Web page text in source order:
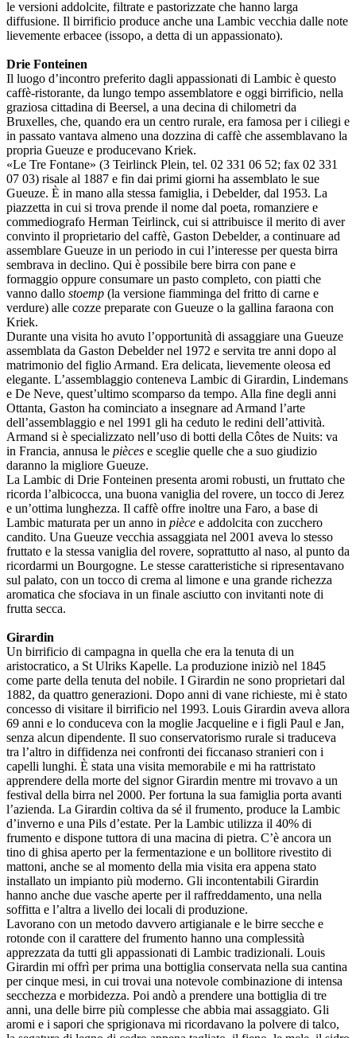
le versioni addolcite, filtrate e pastorizzate che hanno larga
diffusione. Il birrificio produce anche una Lambic vecchia dalle note
lievemente erbacee (issopo, a detta di un appassionato).
Drie Fonteinen
Il luogo d’incontro preferito dagli appassionati di Lambic è questo
caffè-ristorante, da lungo tempo assemblatore e oggi birrificio, nella
graziosa cittadina di Beersel, a una decina di chilometri da
Bruxelles, che, quando era un centro rurale, era famosa per i ciliegi e
in passato vantava almeno una dozzina di caffè che assemblavano la
propria Gueuze e producevano Kriek.
«Le Tre Fontane» (3 Teirlinck Plein, tel. 02 331 06 52; fax 02 331
07 03) risale al 1887 e fin dai primi giorni ha assemblato le sue
Gueuze. È in mano alla stessa famiglia, i Debelder, dal 1953. La
piazzetta in cui si trova prende il nome dal poeta, romanziere e
commediografo Herman Teirlinck, cui si attribuisce il merito di aver
convinto il proprietario del caffè, Gaston Debelder, a continuare ad
assemblare Gueuze in un periodo in cui l’interesse per questa birra
sembrava in declino. Qui è possibile bere birra con pane e
formaggio oppure consumare un pasto completo, con piatti che
vanno dallo stoemp (la versione fiamminga del fritto di carne e
verdure) alle cozze preparate con Gueuze o la gallina faraona con
Kriek.
Durante una visita ho avuto l’opportunità di assaggiare una Gueuze
assemblata da Gaston Debelder nel 1972 e servita tre anni dopo al
matrimonio del figlio Armand. Era delicata, lievemente oleosa ed
elegante. L’assemblaggio conteneva Lambic di Girardin, Lindemans
e De Neve, quest’ultimo scomparso da tempo. Alla fine degli anni
Ottanta, Gaston ha cominciato a insegnare ad Armand l’arte
dell’assemblaggio e nel 1991 gli ha ceduto le redini dell’attività.
Armand si è specializzato nell’uso di botti della Côtes de Nuits: va
in Francia, annusa le pièces e sceglie quelle che a suo giudizio
daranno la migliore Gueuze.
La Lambic di Drie Fonteinen presenta aromi robusti, un fruttato che
ricorda l’albicocca, una buona vaniglia del rovere, un tocco di Jerez
e un’ottima lunghezza. Il caffè offre inoltre una Faro, a base di
Lambic maturata per un anno in pièce e addolcita con zucchero
candito. Una Gueuze vecchia assaggiata nel 2001 aveva lo stesso
fruttato e la stessa vaniglia del rovere, soprattutto al naso, al punto da
ricordarmi un Bourgogne. Le stesse caratteristiche si ripresentavano
sul palato, con un tocco di crema al limone e una grande richezza
aromatica che sfociava in un finale asciutto con invitanti note di
frutta secca.
Girardin
Un birrificio di campagna in quella che era la tenuta di un
aristocratico, a St Ulriks Kapelle. La produzione iniziò nel 1845
come parte della tenuta del nobile. I Girardin ne sono proprietari dal
1882, da quattro generazioni. Dopo anni di vane richieste, mi è stato
concesso di visitare il birrificio nel 1993. Louis Girardin aveva allora
69 anni e lo conduceva con la moglie Jacqueline e i figli Paul e Jan,
senza alcun dipendente. Il suo conservatorismo rurale si traduceva
tra l’altro in diffidenza nei confronti dei ficcanaso stranieri con i
capelli lunghi. È stata una visita memorabile e mi ha rattristato
apprendere della morte del signor Girardin mentre mi trovavo a un
festival della birra nel 2000. Per fortuna la sua famiglia porta avanti
l’azienda. La Girardin coltiva da sé il frumento, produce la Lambic
d’inverno e una Pils d’estate. Per la Lambic utilizza il 40% di
frumento e dispone tuttora di una macina di pietra. C’è ancora un
tino di ghisa aperto per la fermentazione e un bollitore rivestito di
mattoni, anche se al momento della mia visita era appena stato
installato un impianto più moderno. Gli incontentabili Girardin
hanno anche due vasche aperte per il raffreddamento, una nella
soffitta e l’altra a livello dei locali di produzione.
Lavorano con un metodo davvero artigianale e le birre secche e
rotonde con il carattere del frumento hanno una complessità
apprezzata da tutti gli appassionati di Lambic tradizionali. Louis
Girardin mi offrì per prima una bottiglia conservata nella sua cantina
per cinque mesi, in cui trovai una notevole combinazione di intensa
secchezza e morbidezza. Poi andò a prendere una bottiglia di tre
anni, una delle birre più complesse che abbia mai assaggiato. Gli
aromi e i sapori che sprigionava mi ricordavano la polvere di talco,